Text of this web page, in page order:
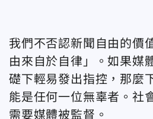
我們不否認新聞自由的價
由來自於自律」。如果媒
礎下輕易發出指控，那麼
能是任何一位無辜者。社
需要媒體被監督。